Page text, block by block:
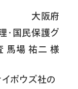
大阪府
・国民保護グ
馬場 祐二 様
ボウズ社の